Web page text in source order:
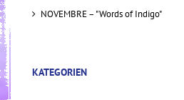
NOVEMBRE – "Words of Indigo"
KATEGORIEN